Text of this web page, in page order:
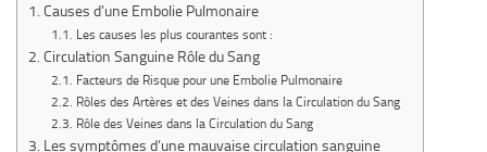
Causes d’une Embolie Pulmonaire
Les causes les plus courantes sont :
Circulation Sanguine Rôle du Sang
Facteurs de Risque pour une Embolie Pulmonaire
Rôles des Artères et des Veines dans la Circulation du Sang
Rôle des Veines dans la Circulation du Sang
Les symptômes d’une mauvaise circulation sanguine